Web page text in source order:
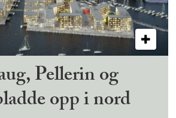
Pellerin og
opp i nord